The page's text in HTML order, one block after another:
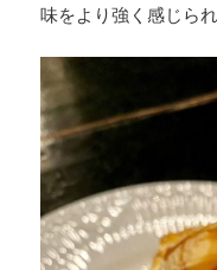
味をより強く感じられ